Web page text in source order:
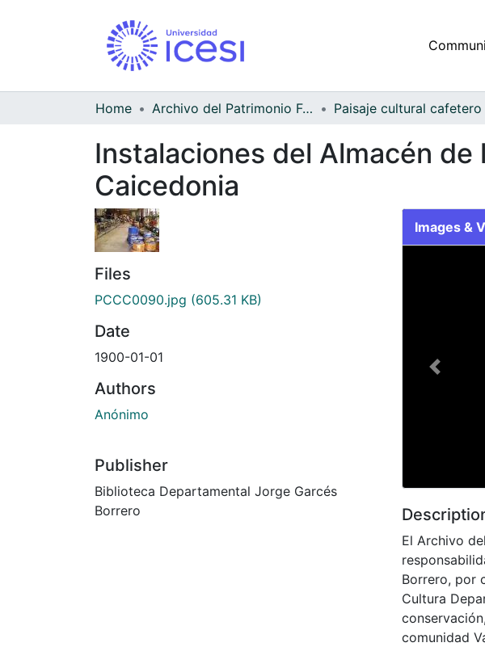
Home Archivo del Patrimonio Fotográfico y Fílmico del Valle del Cauca Paisaje cultural cafetero
Instalaciones del Almacén
Caicedonia
Files
PCCC0090.jpg (605.31 KB)
Date
1900-01-01
Authors
Anónimo
Publisher
Biblioteca Departamental Jorge Garcés
Borrero
Images &
Previous
El Archivo
Borrero, por
Cultura
comunidad